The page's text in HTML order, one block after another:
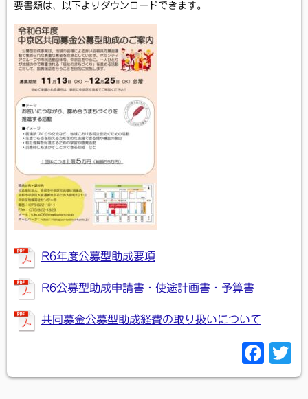
要書類は、以下よりダウンロードできます。
R6年度公募型助成要項
R6公募型助成申請書・使途計画書・予算書
共同募金公募型助成経費の取り扱いについて
F
a